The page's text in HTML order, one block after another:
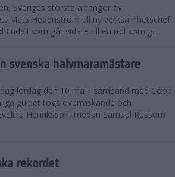
Sveriges största arrangör av
Mats Hedenström till ny verksamhetschef
Fridell som går vidare till en roll som g...
svenska halvmaramästare
lördag den 10 maj i samband med Coop
guldet togs överraskande och
Henriksson, medan Samuel Russom
rekordet